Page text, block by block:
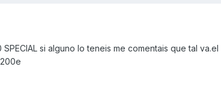
si alguno lo teneis me comentais que tal